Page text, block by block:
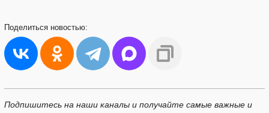
Поделиться новостью:
Подпишитесь на наши каналы и получайте самые важные и